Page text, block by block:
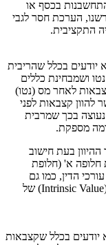
בכסף או
הערכת חסר לגבי
בכלל שהריבית
נטו ושמבחינת כללים
לאחר מס (נטו)
להוון קצבאות לפני
נעוצה בכך שמרבית
מספקת.
ההיוון בעת חישוב
חלופה א' (חלופת
הדין, כמו גם
למרשנו, הערכת חסר לגבי השווי הכלכלי הפנימי (Intrinsic Value) של
יודעים בכלל שקצבאות